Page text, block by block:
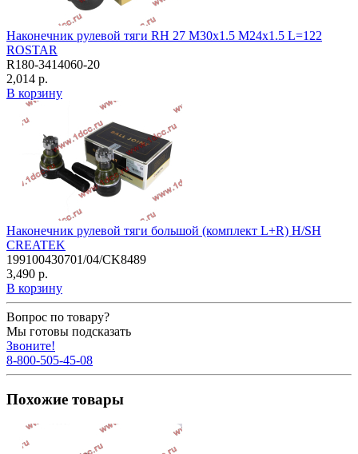
Наконечник рулевой тяги RH 27 M30x1.5 M24x1.5 L=122
ROSTAR
R180-3414060-20
2,014 р.
В корзину
Наконечник рулевой тяги большой (комплект L+R) H/SH
CREATEK
199100430701/04/CK8489
3,490 р.
В корзину
Вопрос по товару?
Мы готовы подсказать
Звоните!
8-800-505-45-08
Похожие товары